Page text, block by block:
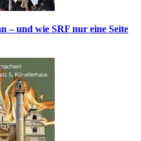
– und wie SRF nur eine Seite